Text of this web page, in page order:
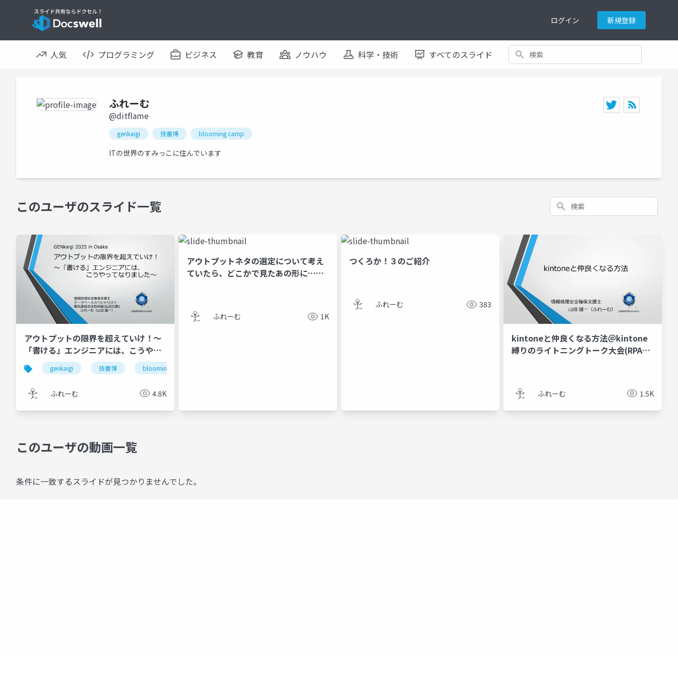
ログイン 新規登録
人気 プログラミング ビジネス 教育 ノウハウ 科学・技術 すべてのスライド 検索
ふれーむ
@ditflame
genkaigi 技書博 blooming camp
ITの世界のすみっこに住んでいます
このユーザのスライド一覧 検索
アウトプットの限界を超えていけ！～
「書ける」エンジニアには、こうやっ
てなりました～
genkaigi 技書博 blooming camp
ふれーむ 4.8K
アウトプットネタの選定について考え
ていたら、どこかで見たあの形に……
ふれーむ 1K
つくろか！３のご紹介
ふれーむ 383
kintoneと仲良くなる方法＠kintone
縛りのライトニングトーク大会(RPAコ
ふれーむ 1.5K
このユーザの動画一覧
条件に一致するスライドが見つかりませんでした。